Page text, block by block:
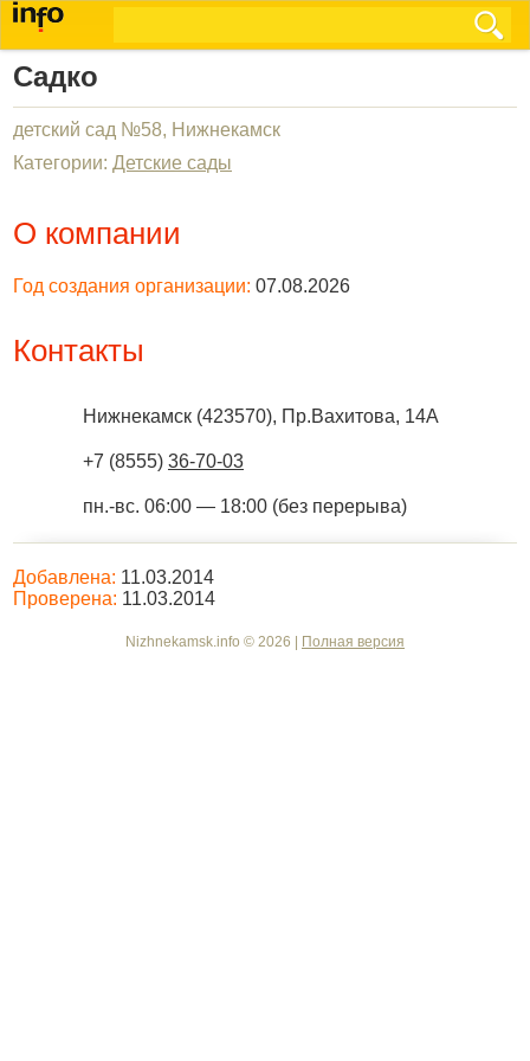
Садко
детский сад №58, Нижнекамск
Категории: Детские сады
О компании
Год создания организации: 07.08.2026
Контакты
Нижнекамск (423570), Пр.Вахитова, 14А
+7 (8555) 36-70-03
пн.-вс. 06:00 — 18:00 (без перерыва)
Добавлена: 11.03.2014
Проверена: 11.03.2014
Nizhnekamsk.info © 2026 | Полная версия